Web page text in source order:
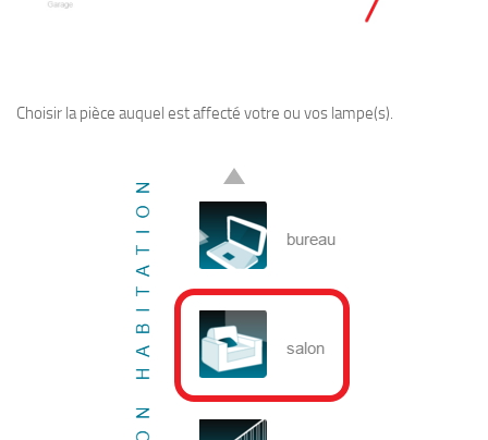
Choisir la pièce auquel est affecté votre ou vos lampe(s).